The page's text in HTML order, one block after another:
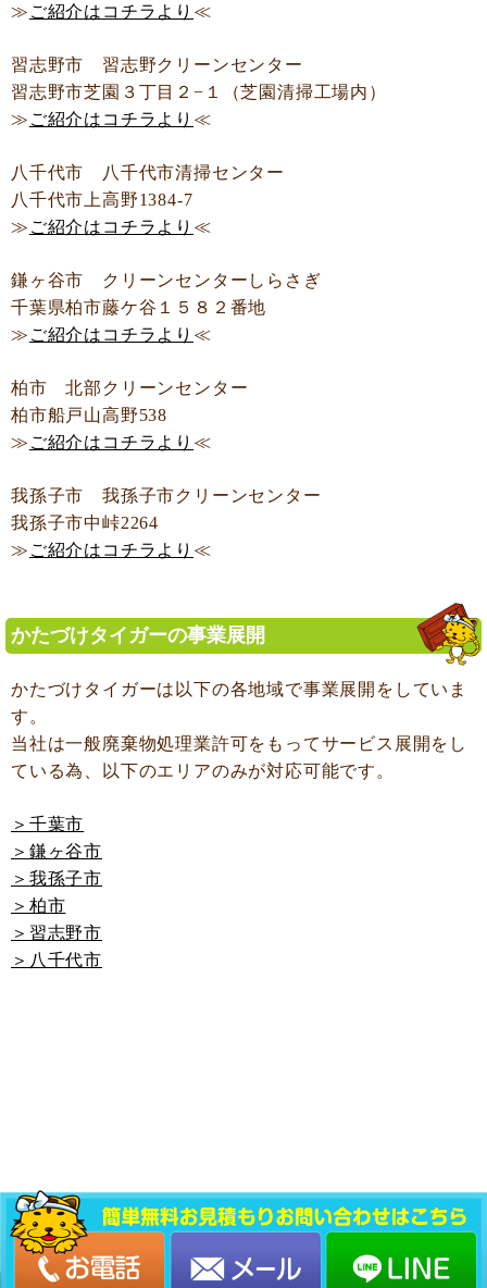
≫ ご紹介はコチラより ≪
習志野市 習志野クリーンセンター
習志野市芝園３丁目２−１（芝園清掃工場内）
≫ ご紹介はコチラより ≪
八千代市 八千代市清掃センター
八千代市上高野1384-7
≫ ご紹介はコチラより ≪
鎌ヶ谷市 クリーンセンターしらさぎ
千葉県柏市藤ケ谷１５８２番地
≫ ご紹介はコチラより ≪
柏市 北部クリーンセンター
柏市船戸山高野538
≫ ご紹介はコチラより ≪
我孫子市 我孫子市クリーンセンター
我孫子市中峠2264
≫ ご紹介はコチラより ≪
かたづけタイガーの事業展開
かたづけタイガーは以下の各地域で事業展開をしていま
す。
当社は一般廃棄物処理業許可をもってサービス展開をし
ている為、以下のエリアのみが対応可能です。
＞千葉市
＞鎌ヶ谷市
＞我孫子市
＞柏市
＞習志野市
＞八千代市